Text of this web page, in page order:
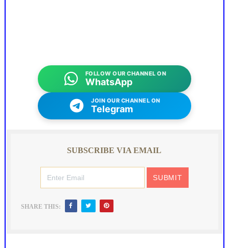
FOLLOW OUR CHANNEL ON
WhatsApp
JOIN OUR CHANNEL ON
Telegram
SUBSCRIBE VIA EMAIL
SHARE THIS: